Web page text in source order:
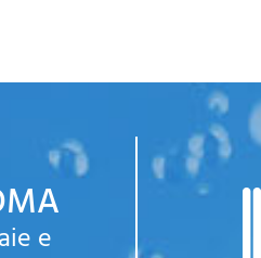
e